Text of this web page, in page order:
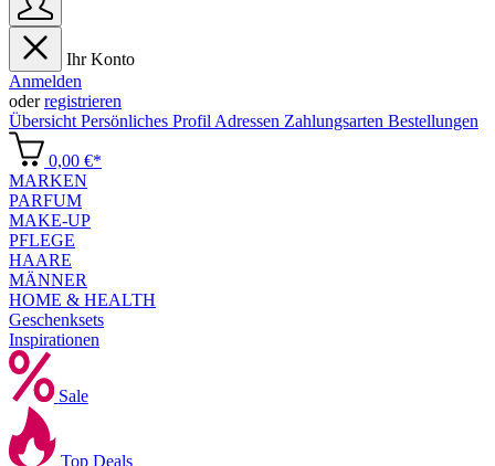
Ihr Konto
Anmelden
oderregistrieren
Übersicht Persönliches Profil Adressen Zahlungsarten Bestellungen
0,00 €*
MARKEN
PARFUM
MAKE-UP
PFLEGE
HAARE
MÄNNER
HOME & HEALTH
Geschenksets
Inspirationen
Sale
Top Deals